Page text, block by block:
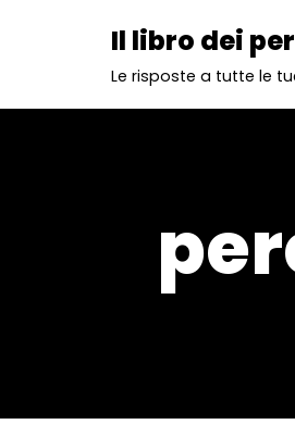
Il libro dei
Le risposte a tutte le